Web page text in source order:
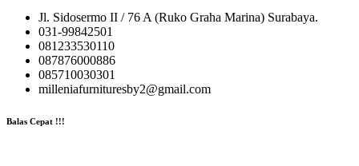
Jl. Sidosermo II / 76 A (Ruko Graha Marina) Surabaya.
031-99842501
081233530110
087876000886
085710030301
milleniafurnituresby2@gmail.com
Balas Cepat !!!